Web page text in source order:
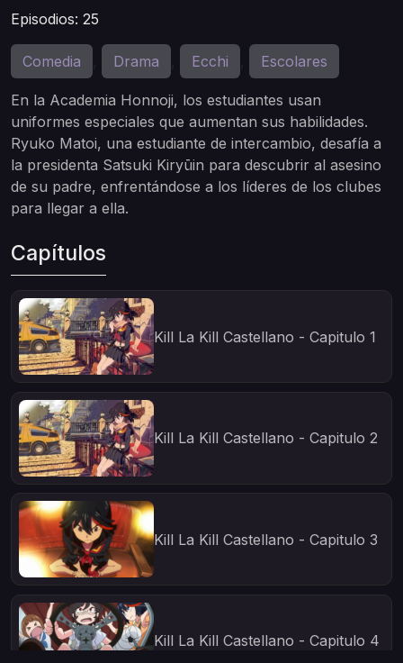
Episodios: 25
Comedia Drama Ecchi Escolares
En la Academia Honnoji, los estudiantes usan
uniformes especiales que aumentan sus habilidades.
Ryuko Matoi, una estudiante de intercambio, desafía a
la presidenta Satsuki Kiryūin para descubrir al asesino
de su padre, enfrentándose a los líderes de los clubes
para llegar a ella.
Capítulos
Kill La Kill Castellano - Capitulo 1
Kill La Kill Castellano - Capitulo 2
Kill La Kill Castellano - Capitulo 3
Kill La Kill Castellano - Capitulo 4